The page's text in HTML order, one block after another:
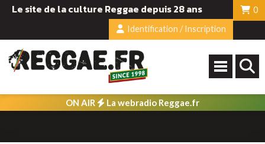
Le site de la culture Reggae depuis 28 ans
0
Identification / Inscription
ON AIR La webradio Reggae.fr